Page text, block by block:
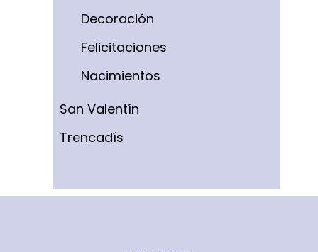
Decoración
Felicitaciones
Nacimientos
San Valentín
Trencadís